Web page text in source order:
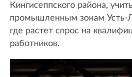
Кингисеппского района,
промышленным зонам Усть-
где растет спрос на
работников.